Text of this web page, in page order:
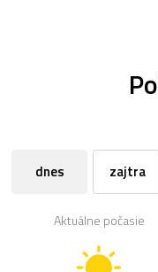
dnes zajtra
Aktuálne počasie